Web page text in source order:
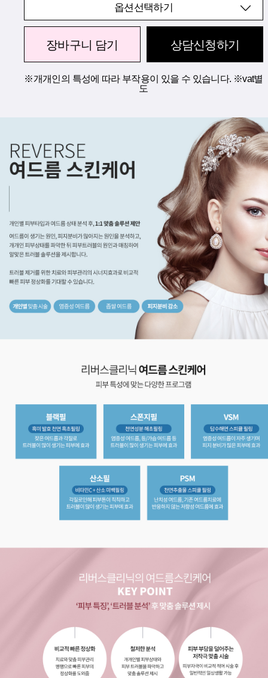
옵션선택하기
장바구니 담기 상담신청하기
※개개인의 특성에 따라 부작용이 있을 수 있습니다. ※vat별
도